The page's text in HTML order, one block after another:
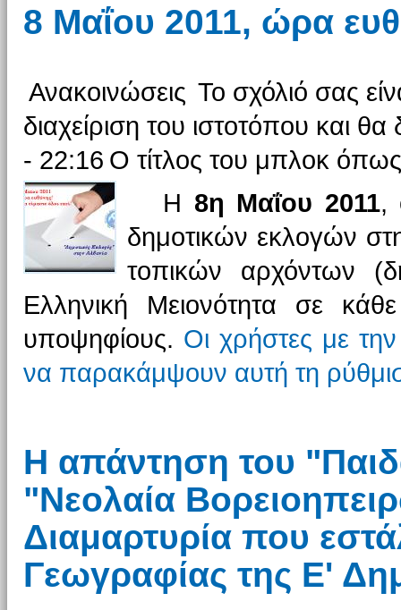
8 Μαΐου 2011, ώρα
Ανακοινώσεις Το σχόλιό σας
διαχείριση του ιστοτόπου και
- 22:16 Ο τίτλος του μπλοκ
H 8η Μαΐου 2011,
δημοτικών εκλογών
τοπικών αρχόντων
Ελληνική Μειονότητα σε
υποψηφίους. Οι χρήστες με
να παρακάμψουν αυτή τη
Η απάντηση του
"Νεολαία
Διαμαρτυρία που
Γεωγραφίας της Ε'